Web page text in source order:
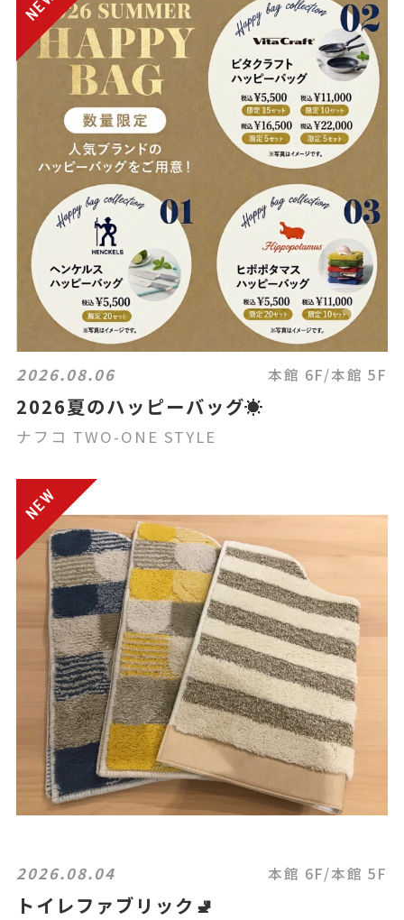
2026.08.06 本館 6F/本館 5F
2026夏のハッピーバッグ☀️
ナフコ TWO-ONE STYLE
2026.08.04 本館 6F/本館 5F
トイレファブリック🚽